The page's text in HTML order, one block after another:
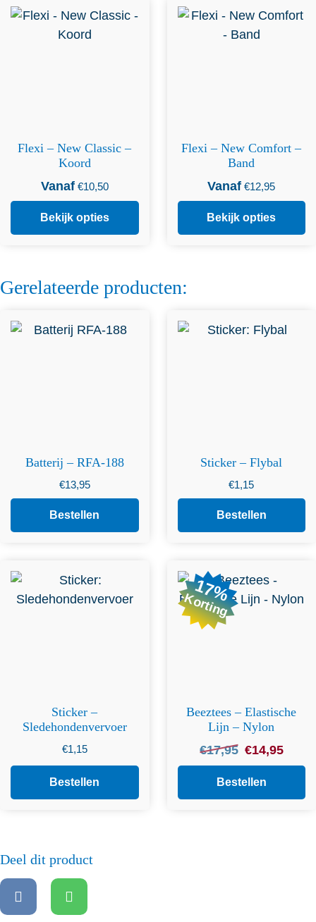
Flexi – New Classic –
Koord
Vanaf €10,50
Bekijk opties
meerdere variaties. Deze
optie kan gekozen worden
Flexi – New Comfort –
Band
Vanaf €12,95
Bekijk opties
meerdere variaties. Deze
optie kan gekozen worden
Gerelateerde producten:
Batterij – RFA-188
€13,95
Bestellen
Sticker – Flybal
€1,15
Bestellen
Sticker –
Sledehondenvervoer
€1,15
Bestellen
17%
Korting
Beeztees – Elastische
Lijn – Nylon
€17,95 Oorspronkelijke
prijs
was:
€17,95.
€14,95
prijs
€14,95.
Bestellen
Deel dit product